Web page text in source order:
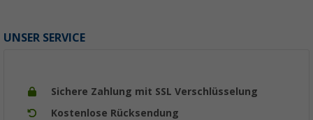
UNSER SERVICE
Sichere Zahlung mit SSL Verschlüsselung
Kostenlose Rücksendung